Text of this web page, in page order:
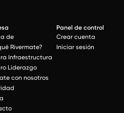
de
Rivermate?
Infraestructura
Liderazgo
con nosotros
Panel de control
Crear cuenta
Iniciar sesión